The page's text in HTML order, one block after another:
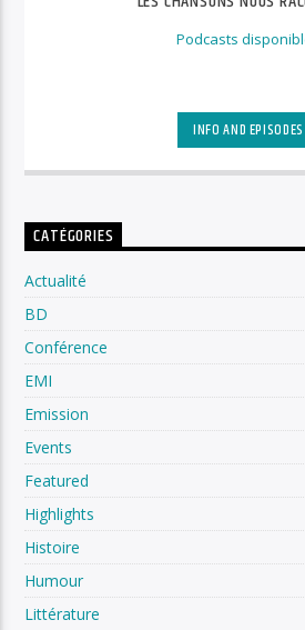
Podcasts
INFO AND EPISODES
CATÉGORIES
Actualité
BD
Conférence
EMI
Emission
Events
Featured
Highlights
Histoire
Humour
Littérature